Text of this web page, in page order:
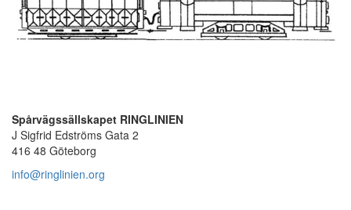
Spårvägssällskapet RINGLINIEN
J Sigfrid Edströms Gata 2
416 48 Göteborg
info@ringlinien.org